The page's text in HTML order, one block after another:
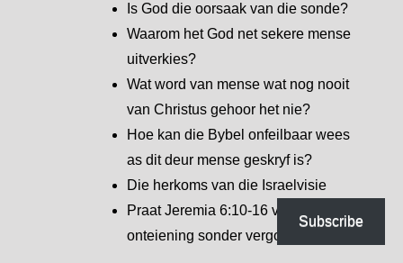
Is God die oorsaak van die sonde?
Waarom het God net sekere mense
uitverkies?
Wat word van mense wat nog nooit
van Christus gehoor het nie?
Hoe kan die Bybel onfeilbaar wees
as dit deur mense geskryf is?
Die herkoms van die Israelvisie
Praat Jeremia 6:10-16 van
onteiening sonder vergoeding?
Subscribe